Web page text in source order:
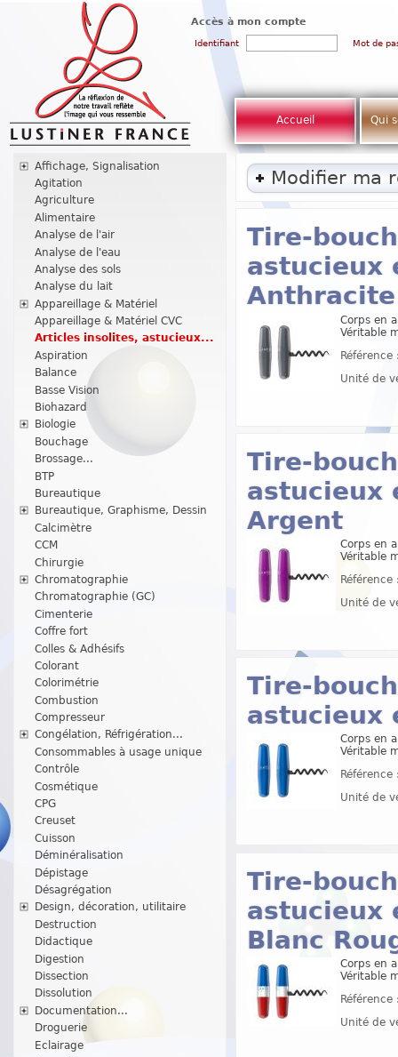
Accès à mon compte
Identifiant Mot de
Accueil Qui
Affichage, Signalisation
Agitation
Agriculture
Alimentaire
Analyse de l'air
Analyse de l'eau
Analyse des sols
Analyse du lait
Appareillage & Matériel
Appareillage & Matériel CVC
Articles insolites, astucieux...
Aspiration
Balance
Basse Vision
Biohazard
Biologie
Bouchage
Brossage...
BTP
Bureautique
Bureautique, Graphisme, Dessin
Calcimètre
CCM
Chirurgie
Chromatographie
Chromatographie (GC)
Cimenterie
Coffre fort
Colles & Adhésifs
Colorant
Colorimétrie
Combustion
Compresseur
Congélation, Réfrigération...
Consommables à usage unique
Contrôle
Cosmétique
CPG
Creuset
Cuisson
Déminéralisation
Dépistage
Désagrégation
Design, décoration, utilitaire
Destruction
Didactique
Digestion
Dissection
Dissolution
Documentation...
Droguerie
Eclairage
Modifier ma
Tire-
astucieux
Anthracite
Corps en
Véritable
Unité de
Tire-
astucieux
Argent
Corps en
Véritable
Unité de
Tire-
astucieux
Corps en
Véritable
Unité de
Tire-
astucieux
Blanc
Corps en
Véritable
Unité de